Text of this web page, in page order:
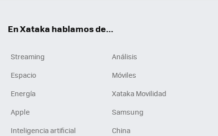
En Xataka hablamos de...
Streaming
Análisis
Espacio
Móviles
Energía
Xataka Movilidad
Apple
Samsung
Inteligencia artificial
China